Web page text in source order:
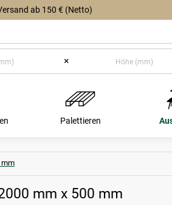
ab 150 € (Netto)
×
Palettieren
mm
mm x 500 mm